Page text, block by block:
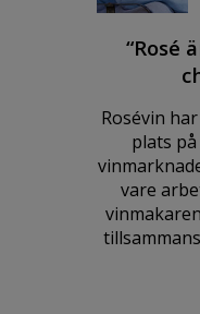
“Rosé
Rosévin
plats
vare